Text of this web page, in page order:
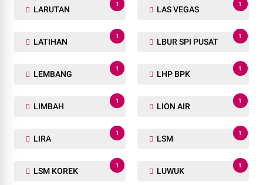
LARUTAN
1
LAS VEGAS
1
LATIHAN
1
LBUR SPI PUSAT
1
LEMBANG
1
LHP BPK
1
LIMBAH
1
LION AIR
1
LIRA
1
LSM
1
LSM KOREK
1
LUWUK
1